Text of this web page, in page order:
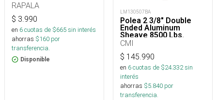
RAPALA
$ 3.990
en 6cuotas de $665sin interés
ahorras $160 por
transferencia.
Disponible
LM130507BA
Polea 2 3/8" Double
Ended Aluminum
Sheave 8500 Lbs.
CMI
$ 145.990
en 6cuotas de $24.332sin
interés
ahorras $5.840 por
transferencia.